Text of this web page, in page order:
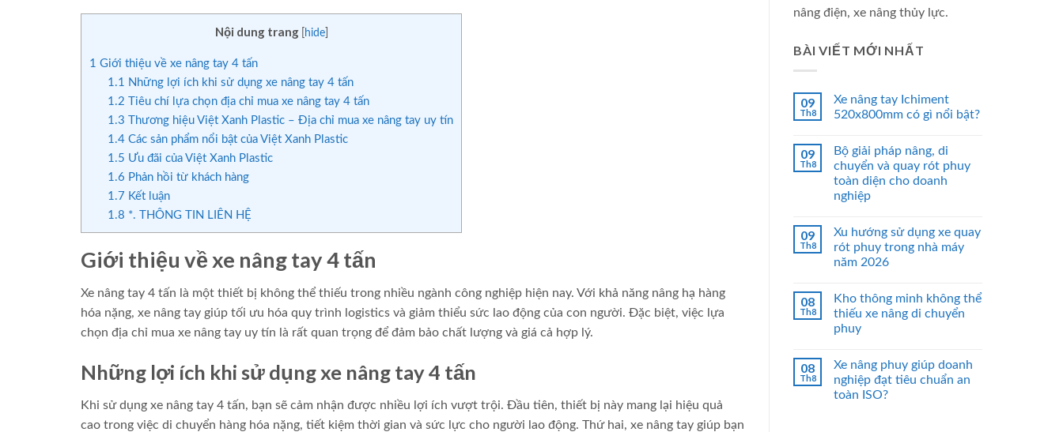
Nội dung trang hide]
1 Giới thiệu về xe nâng tay 4 tấn
1.1
Những lợi ích khi sử dụng xe nâng tay 4 tấn
1.2 Tiêu chí lựa chọn địa chỉ mua xe nâng tay 4 tấn
1.3 Thương hiệu Việt Xanh Plastic – Địa chỉ mua xe nâng tay uy tín
1.4Các sản phẩm nổi bật của Việt Xanh Plastic
1.5 Ưu đãi của Việt Xanh Plastic
1.6 Phản hồi từ khách hàng
1.7 Kết luận
1.8 *. THÔNG TIN LIÊN HỆ
Giới thiệu về xe nâng tay 4 tấn
Xe nâng tay 4 tấn là một thiết bị không thể thiếu trong nhiều ngành công nghiệp hiện nay. Với khả năng nâng hạ hàng
hóa nặng, xe nâng tay giúp tối ưu hóa quy trình logistics và giảm thiểu sức lao động của con người. Đặc biệt, việc lựa
chọn địa chỉ mua xe nâng tay uy tín là rất quan trọng để đảm bảo chất lượng và giá cả hợp lý.
Những lợi ích khi sử dụng xe nâng tay 4 tấn
Khi sử dụng xe nâng tay 4 tấn, bạn sẽ cảm nhận được nhiều lợi ích vượt trội. Đầu tiên, thiết bị này mang lại hiệu quả
cao trong việc di chuyển hàng hóa nặng, tiết kiệm thời gian và sức lực cho người lao động. Thứ hai, xe nâng tay giúp bạn
nâng điện, xe nâng thủy lực.
BÀI VIẾT MỚI NHẤT
09
Th8
Xe nâng tay Ichiment
520x800mm có gì nổi bật?
09
Th8
Bộ giải pháp nâng, di
chuyển và quay rót phuy
toàn diện cho doanh
nghiệp
09
Th8
Xu hướng sử dụng xe quay
rót phuy trong nhà máy
năm 2026
08
Th8
Kho thông minh không thể
thiếu xe nâng di chuyển
phuy
08
Th8
Xe nâng phuy giúp doanh
nghiệp đạt tiêu chuẩn an
toàn ISO?